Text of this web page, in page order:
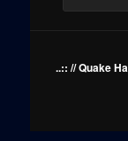
..:: // Quake